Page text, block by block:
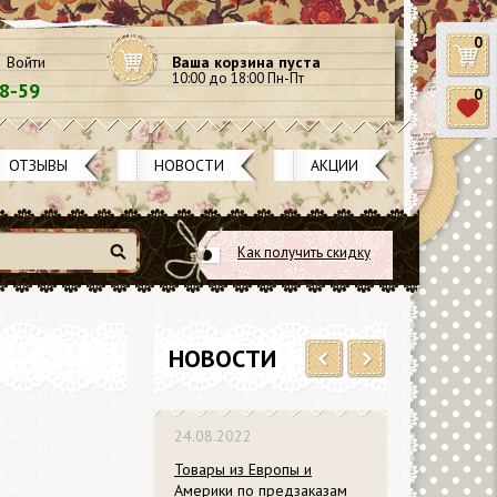
Ваша корзина пуста
10:00 до 18:00 Пн-Пт
Войти
59
ОТЗЫВЫ НОВОСТИ АКЦИИ
Как получить скидку
Найти
НОВОСТИ
24.08.2022
Товары из Европы и
Америки по предзаказам
03.02.2019
Переезд
новый адрес
0
0